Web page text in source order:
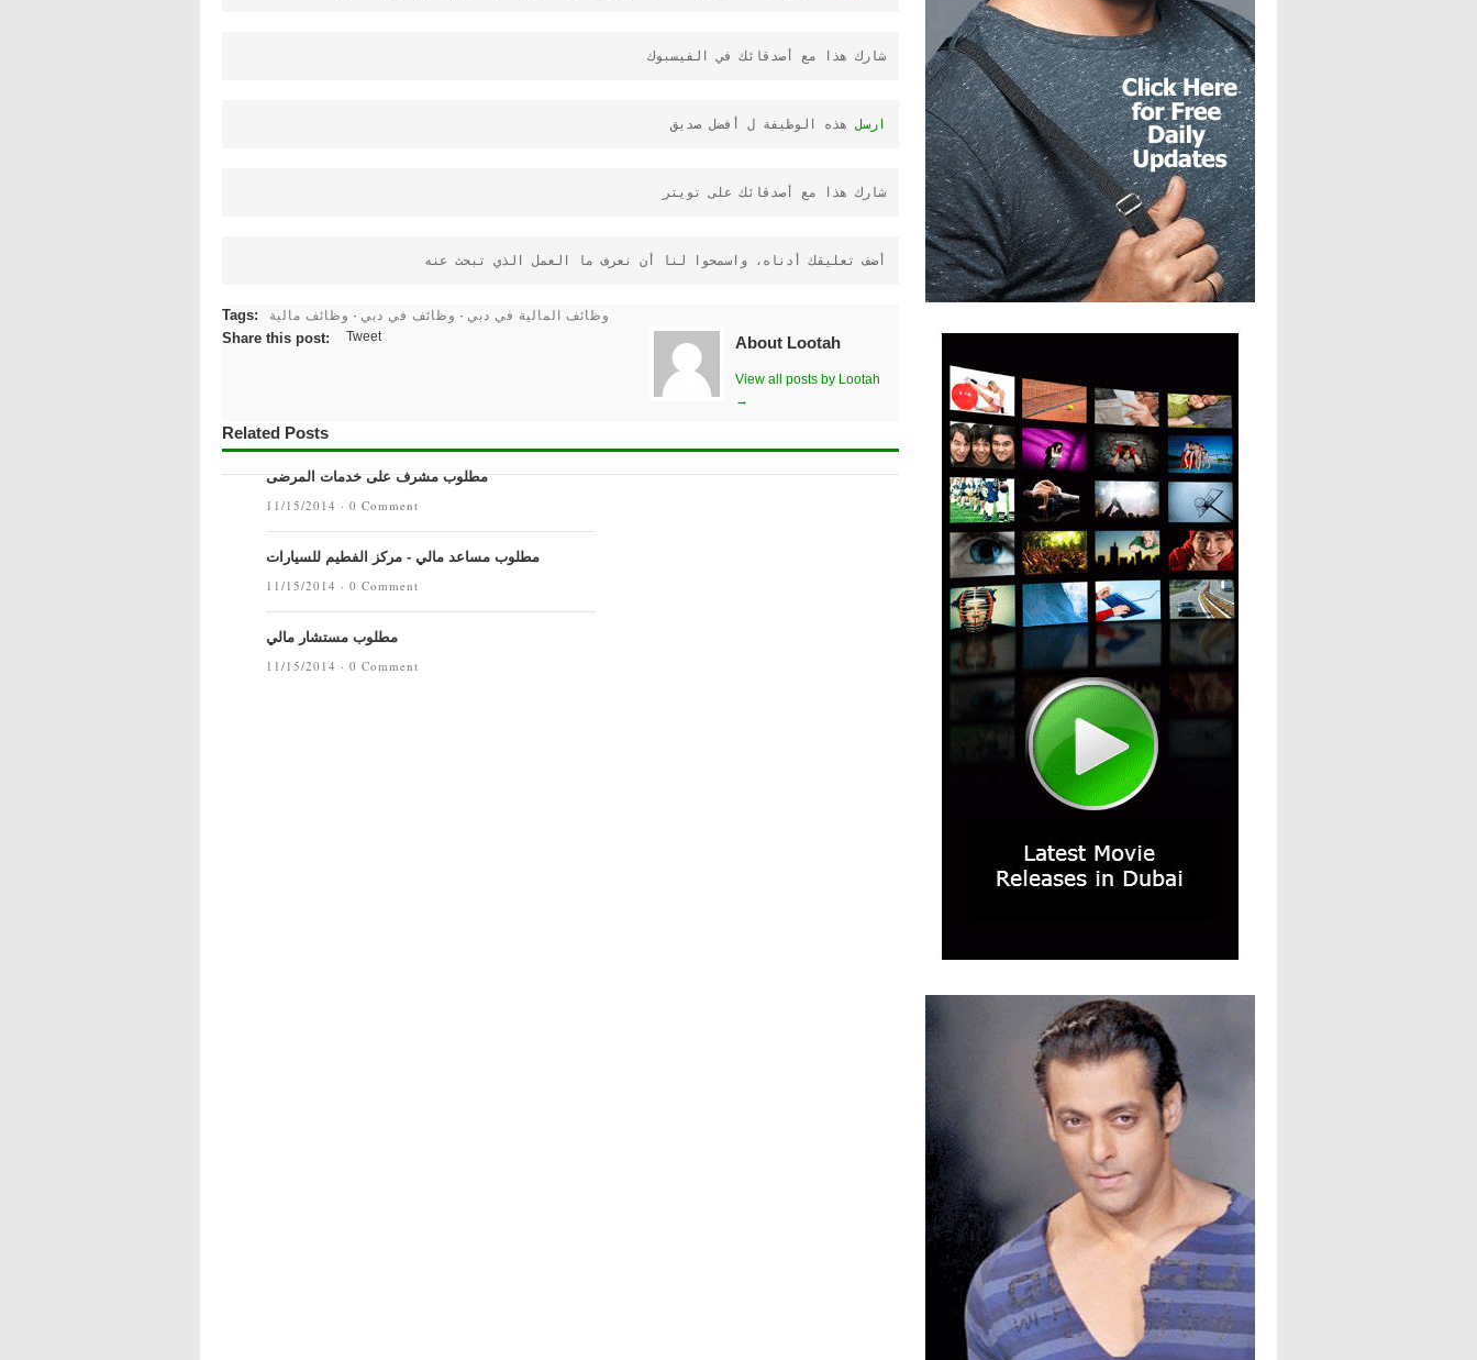
شارك هذا مع أصدقائك في الفيسبوك
ارسل هذه الوظيفة ل أفضل صديق
شارك هذا مع أصدقائك على تويتر
أضف تعليقك أدناه، واسمحوا لنا أن نعرف ما العمل الذي تبحث عنه
Tags: وظائف المالية في دبي · وظائف في دبي · وظائف مالية
Share this post: Tweet About Lootah
View all posts by Lootah
→
Related Posts
مطلوب مشرف على خدمات المرضى
11/15/2014 · 0 Comment
مطلوب مساعد مالي - مركز الفطيم للسيارات
11/15/2014 · 0 Comment
مطلوب مستشار مالي
11/15/2014 · 0 Comment